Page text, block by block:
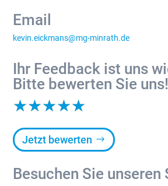
Email
kevin.eickmans@mg-minrath.de
Ihr Feedback ist uns
Bitte bewerten Sie uns!
☆☆☆☆☆
Jetzt bewerten
Besuchen Sie